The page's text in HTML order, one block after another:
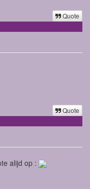
Quote
Quote
alijd op :